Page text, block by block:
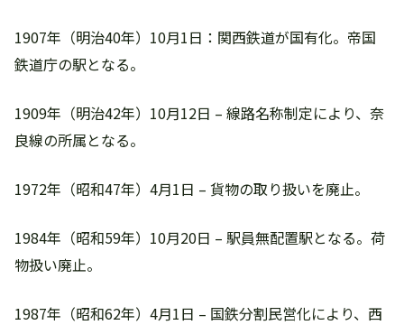
1907年（明治40年）10月1日：関西鉄道が国有化。帝国
鉄道庁の駅となる。
1909年（明治42年）10月12日 – 線路名称制定により、奈
良線の所属となる。
1972年（昭和47年）4月1日 – 貨物の取り扱いを廃止。
1984年（昭和59年）10月20日 – 駅員無配置駅となる。荷
物扱い廃止。
1987年（昭和62年）4月1日 – 国鉄分割民営化により、西